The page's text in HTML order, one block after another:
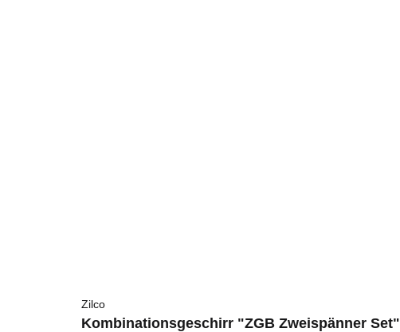
Zilco
Kombinationsgeschirr "ZGB Zweispänner Set"